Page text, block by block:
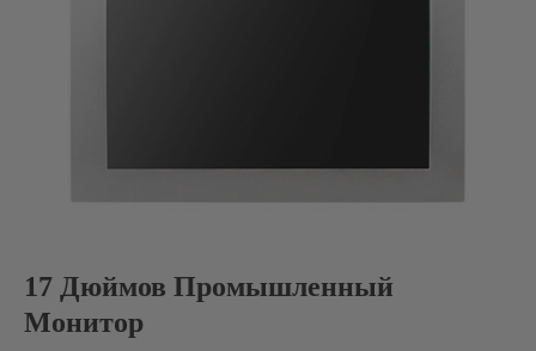
17 Дюймов Промышленный
Монитор